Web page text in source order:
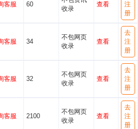
客服 60
收录
查看
注
册
客服 34
不包网页
收录
查看
去
注
册
客服 32
不包网页
收录
查看
去
注
册
客服 2100
不包网页
收录
查看
去
注
册